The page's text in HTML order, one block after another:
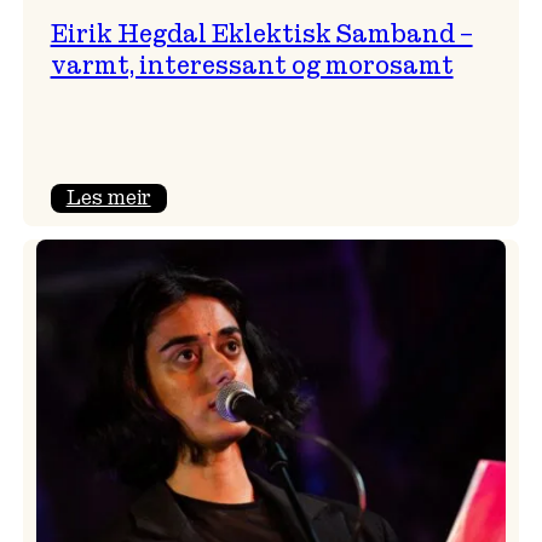
Eirik Hegdal Eklektisk Samband –
varmt, interessant og morosamt
Les meir:
Eklektisk
Samband
–
varmt,
interessant
morosamt